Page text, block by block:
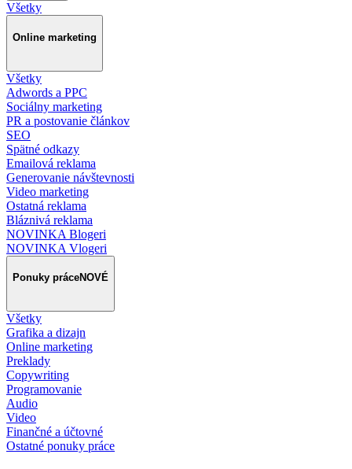
Všetky
Online marketing
Všetky
Adwords a PPC
Sociálny marketing
PR a postovanie článkov
SEO
Spätné odkazy
Emailová reklama
Generovanie návštevnosti
Video marketing
Ostatná reklama
Bláznivá reklama
NOVINKA Blogeri
NOVINKA Vlogeri
Ponuky práceNOVÉ
Všetky
Grafika a dizajn
Online marketing
Preklady
Copywriting
Programovanie
Audio
Video
Finančné a účtovné
Ostatné ponuky práce